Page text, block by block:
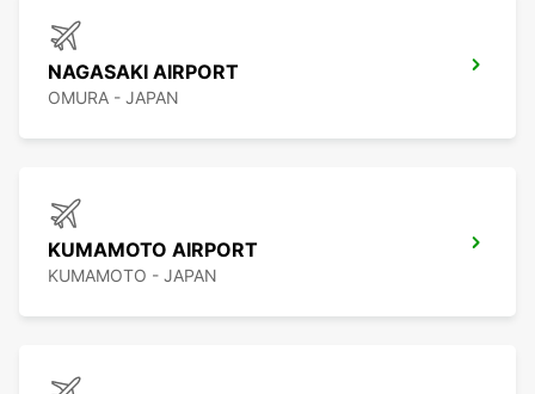
NAGASAKI AIRPORT
OMURA - JAPAN
KUMAMOTO AIRPORT
KUMAMOTO - JAPAN